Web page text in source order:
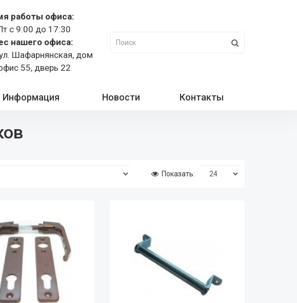
работы офиса:
с 9:00 до 17:30
нашего офиса:
Шафарнянская, дом
55, дверь 22
Информация Новости Контакты
Показать: